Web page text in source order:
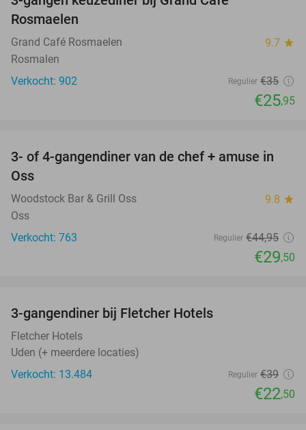
Rosmaelen
Grand Café Rosmaelen 9.7 star
Rosmalen
Verkocht: 902
Regulier €35
€25,95
34%
3- of 4-gangendiner van de chef + amuse in
Oss
Woodstock Bar & Grill Oss 9.8 star
Oss
Verkocht: 763
Regulier €44,95
€29,50
3-gangendiner bij Fletcher Hotels
Fletcher Hotels
Uden (+ meerdere locaties)
Verkocht: 13.484
Regulier €39
€22,50